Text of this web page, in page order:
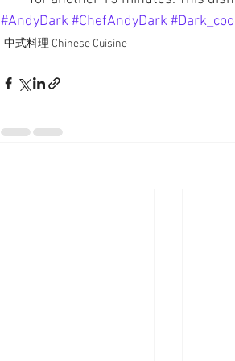
#AndyDark#ChefAndyDark
中式料理 Chinese Cuisine